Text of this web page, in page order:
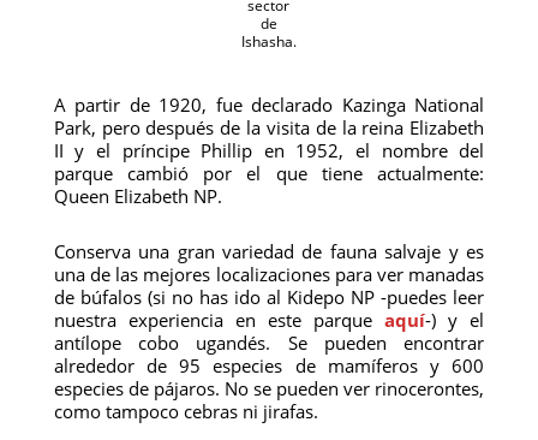
sector
de
Ishasha.
A partir de 1920, fue declarado Kazinga National
Park, pero después de la visita de la reina Elizabeth
II y el príncipe Phillip en 1952, el nombre del
parque cambió por el que tiene actualmente:
Queen Elizabeth NP.
Conserva una gran variedad de fauna salvaje y es
una de las mejores localizaciones para ver manadas
de búfalos (si no has ido al Kidepo NP -puedes leer
nuestra experiencia en este parqueaquí-) y el
antílope cobo ugandés. Se pueden encontrar
alrededor de 95 especies de mamíferos y 600
especies de pájaros. No se pueden ver rinocerontes,
como tampoco cebras ni jirafas.